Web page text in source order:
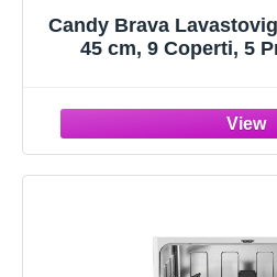
Candy Brava
45 cm, 9 Coperti, 5
Bianca -